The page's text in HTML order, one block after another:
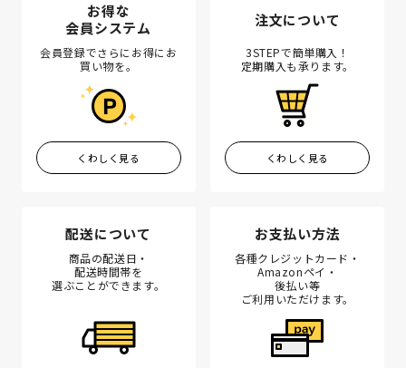
お得な
会員システム
会員登録でさらにお得にお
買い物を。
くわしく見る
注文について
3STEPで簡単購入！
定期購入も承ります。
くわしく見る
配送について
商品の配送日・
配送時間帯を
選ぶことができます。
お支払い方法
各種クレジットカード・
Amazonペイ・
後払い等
ご利用いただけます。